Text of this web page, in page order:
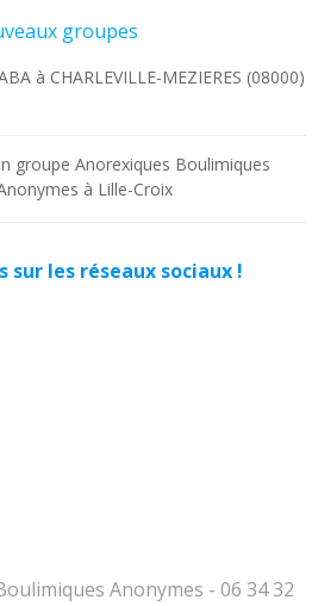
groupes
à CHARLEVILLE-MEZIERES (08000)
groupe Anorexiques Boulimiques
à Lille-Croix
sur les réseaux sociaux !
Anonymes - 06 34 32